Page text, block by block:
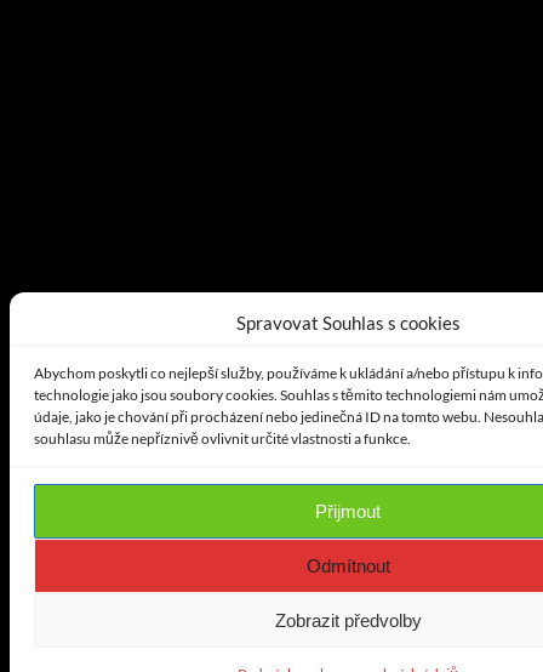
Spravovat Souhlas s cookies
Abychom poskytli co nejlepší služby, používáme k ukládání a/nebo přístupu k
technologie jako jsou soubory cookies. Souhlas s těmito technologiemi nám
údaje, jako je chování při procházení nebo jedinečná ID na tomto webu.
souhlasu může nepříznivě ovlivnit určité vlastnosti a funkce.
Přijmout
Odmítnout
Zobrazit předvolby